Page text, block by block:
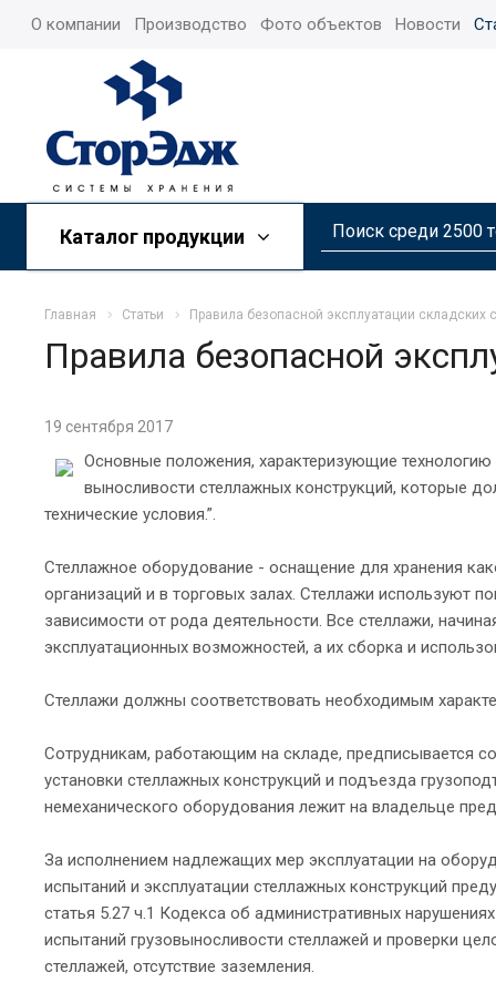
О компании Производство Фото объектов Новости
Каталог продукции
Главная Статьи Правила безопасной эксплуатации складских
Правила безопасной
19 сентября 2017
Основные положения, характеризующие
выносливости стеллажных конструкций, которые
технические условия.”.
Стеллажное оборудование - оснащение для хранения
организаций и в торговых залах. Стеллажи используют
зависимости от рода деятельности. Все стеллажи,
эксплуатационных возможностей, а их сборка и
Стеллажи должны соответствовать необходимым
Сотрудникам, работающим на складе, предписывается
установки стеллажных конструкций и подъезда
немеханического оборудования лежит на владельце
За исполнением надлежащих мер эксплуатации на
испытаний и эксплуатации стеллажных конструкций
статья 5.27 ч.1 Кодекса об административных
испытаний грузовыносливости стеллажей и проверки
стеллажей, отсутствие заземления.